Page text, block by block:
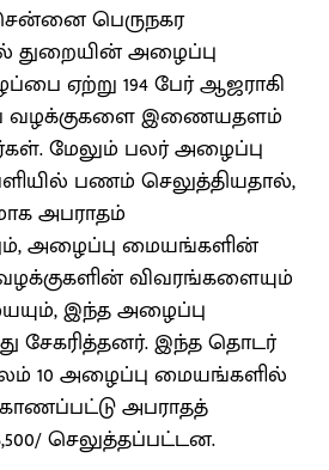
பெருநகர
துறையின் அழைப்பு
ஏற்று 194 பேர் ஆஜராகி
வழக்குகளை இணையதளம்
மேலும் பலர் அழைப்பு
பணம் செலுத்தியதால்,
அபராதம்
அழைப்பு மையங்களின்
வழக்குகளின் விவரங்களையும்
இந்த அழைப்பு
சேகரித்தனர். இந்த தொடர்
10 அழைப்பு மையங்களில்
காணப்பட்டு அபராதத்
செலுத்தப்பட்டன.